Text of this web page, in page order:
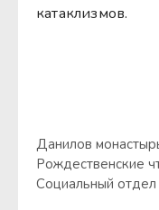
катаклизмов.
Данилов
Рождественские
Социальный отдел